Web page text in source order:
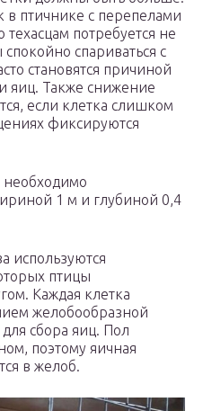
в птичнике с перепелами
техасцам потребуется не
спариваться с
становятся причиной
яиц. Также снижение
если клетка слишком
фиксируются
необходимо
1 м и глубиной 0,4
используются
птицы
Каждая клетка
желобообразной
сбора яиц. Пол
поэтому яичная
в желоб.